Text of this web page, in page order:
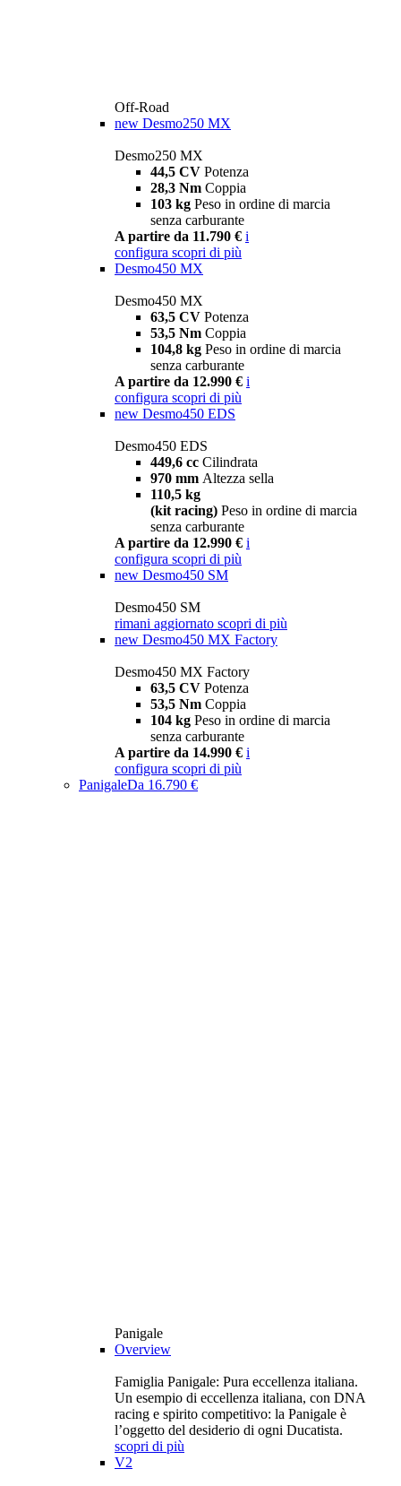
Off-Road
new Desmo250 MX
Desmo250 MX
44,5 CV Potenza
28,3 Nm Coppia
103 kg Peso in ordine di marcia
senza carburante
A partire da 11.790 € i
configura scopri di più
Desmo450 MX
Desmo450 MX
63,5 CV Potenza
53,5 Nm Coppia
104,8 kg Peso in ordine di marcia
senza carburante
A partire da 12.990 € i
configura scopri di più
new Desmo450 EDS
Desmo450 EDS
449,6 cc Cilindrata
970 mm Altezza sella
110,5 kg
(kit racing) Peso in ordine di marcia
senza carburante
A partire da 12.990 € i
configura scopri di più
new Desmo450 SM
Desmo450 SM
rimani aggiornato scopri di più
new Desmo450 MX Factory
Desmo450 MX Factory
63,5 CV Potenza
53,5 Nm Coppia
104 kg Peso in ordine di marcia
senza carburante
A partire da 14.990 € i
configura scopri di più
PanigaleDa 16.790 €
Panigale
Overview
Famiglia Panigale: Pura eccellenza italiana.
Un esempio di eccellenza italiana, con DNA
racing e spirito competitivo: la Panigale è
l’oggetto del desiderio di ogni Ducatista.
scopri di più
V2